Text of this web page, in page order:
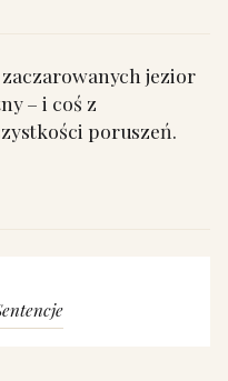
zaczarowanych jezior
– i coś z
poruszeń.